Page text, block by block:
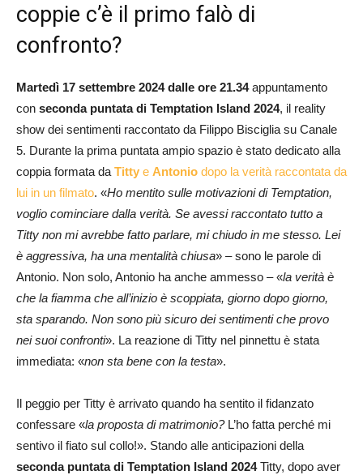
coppie c’è il primo falò di
confronto?
Martedì 17 settembre 2024 dalle ore 21.34appuntamento
con seconda puntata di Temptation Island 2024, il reality
show dei sentimenti raccontato da Filippo Bisciglia su Canale
5. Durante la prima puntata ampio spazio è stato dedicato alla
coppia formata da Titty e Antonio dopo la verità raccontata da
lui in un filmato. «Ho mentito sulle motivazioni di Temptation,
voglio cominciare dalla verità. Se avessi raccontato tutto a
Titty non mi avrebbe fatto parlare, mi chiudo in me stesso. Lei
è aggressiva, ha una mentalità chiusa» – sono le parole di
Antonio. Non solo, Antonio ha anche ammesso – «la verità è
che la fiamma che all’inizio è scoppiata, giorno dopo giorno,
sta sparando. Non sono più sicuro dei sentimenti che provo
nei suoi confronti». La reazione di Titty nel pinnettu è stata
immediata: «non sta bene con la testa».
Il peggio per Titty è arrivato quando ha sentito il fidanzato
confessare «la proposta di matrimonio?L’ho fatta perché mi
sentivo il fiato sul collo!». Stando alle anticipazioni della
seconda puntata di Temptation Island 2024Titty, dopo aver